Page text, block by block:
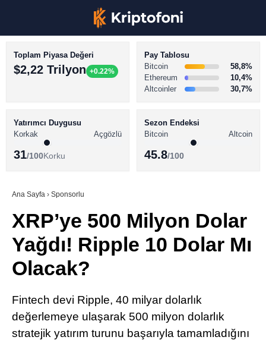
Youtube
TikTok
LinkedIn
BİTCOİN HABERLERİ
ALTCOİN HABERLERİ
SÖZLÜK
Toplam Piyasa Değeri
$2,22 Trilyon +0.22%
Pay Tablosu
Bitcoin
58,8%
Ethereum
10,4%
Altcoinler
30,7%
Yatırımcı Duygusu
Korkak
Açgözlü
31/100Korku
Sezon Endeksi
Bitcoin
Altcoin
45.8/100
Ana Sayfa › Sponsorlu
XRP’ye 500 Milyon Dolar
Yağdı! Ripple 10 Dolar Mı
Olacak?
Fintech devi Ripple, 40 milyar dolarlık
değerlemeye ulaşarak 500 milyon dolarlık
stratejik yatırım turunu başarıyla tamamladığını